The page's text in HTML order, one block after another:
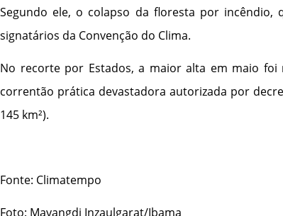
Segundo ele, o colapso da floresta por incêndio,
signatários da Convenção do Clima.
No recorte por Estados, a maior alta em maio foi
correntão prática devastadora autorizada por
145 km²).
Fonte: Climatempo
Foto: Mayangdi Inzaulgarat/Ibama